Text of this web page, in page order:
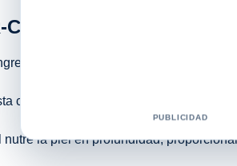
Shelo Nabel
hidratantes, la crema VR-C
crema contribuyen a reducir la
la piel en profundidad,
PUBLICIDAD